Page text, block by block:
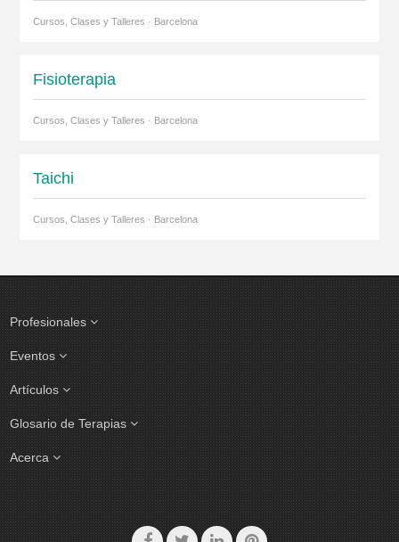
Cursos, Clases y Talleres · Barcelona
Fisioterapia
Cursos, Clases y Talleres · Barcelona
Taichi
Cursos, Clases y Talleres · Barcelona
Profesionales
Eventos
Artículos
Glosario de Terapias
Acerca